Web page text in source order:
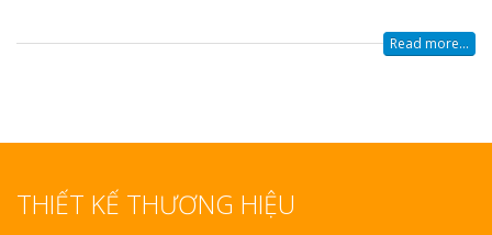
Read more...
THIẾT KẾ THƯƠNG HIỆU